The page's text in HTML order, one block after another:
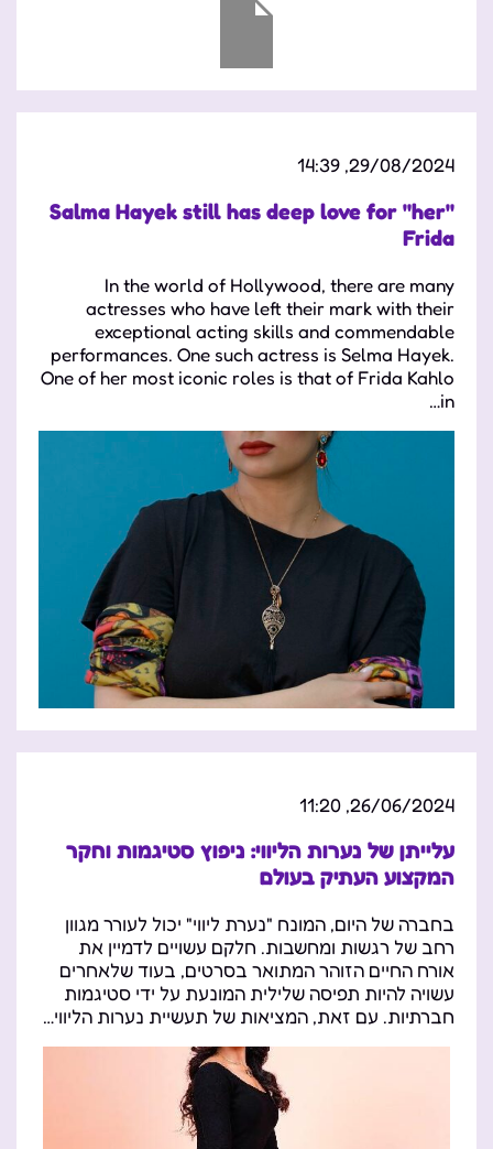
29/08/2024, 14:39
Salma Hayek still has deep love for "her"
Frida
In the world of Hollywood, there are many
actresses who have left their mark with their
exceptional acting skills and commendable
performances. One such actress is Selma Hayek.
One of her most iconic roles is that of Frida Kahlo
in…
26/06/2024, 11:20
עלייתן של נערות הליווי: ניפוץ סטיגמות וחקר
המקצוע העתיק בעולם
בחברה של היום, המונח "נערת ליווי" יכול לעורר מגוון
רחב של רגשות ומחשבות. חלקם עשויים לדמיין את
אורח החיים הזוהר המתואר בסרטים, בעוד שלאחרים
עשויה להיות תפיסה שלילית המונעת על ידי סטיגמות
חברתיות. עם זאת, המציאות של תעשיית נערות הליווי…